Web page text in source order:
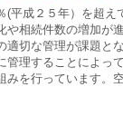
平成２５年）を超え
や相続件数の増加が
切な管理が課題と
管理することによっ
みを行っています。